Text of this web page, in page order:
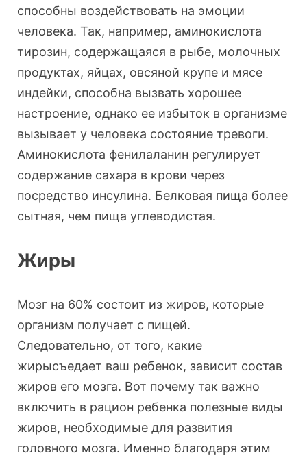
способны воздействовать на эмоции
человека. Так, например, аминокислота
тирозин, содержащаяся в рыбе, молочных
продуктах, яйцах, овсяной крупе и мясе
индейки, способна вызвать хорошее
настроение, однако ее избыток в организме
вызывает у человека состояние тревоги.
Аминокислота фенилаланин регулирует
содержание сахара в крови через
посредство инсулина. Белковая пища более
сытная, чем пища углеводистая.
Жиры
Мозг на 60% состоит из жиров, которые
организм получает с пищей.
Следовательно, от того, какие
жирысъедает ваш ребенок, зависит состав
жиров его мозга. Вот почему так важно
включить в рацион ребенка полезные виды
жиров, необходимые для развития
головного мозга. Именно благодаря этим